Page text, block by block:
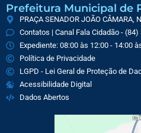
Prefeitura Municipal de
PRAÇA SENADOR JOÃO CÂMARA,
Contatos | Canal Fala Cidadão - (84)
Expediente: 08:00 às 12:00 - 14:00
Política de Privacidade
LGPD - Lei Geral de Proteção de
Acessibilidade Digital
Dados Abertos